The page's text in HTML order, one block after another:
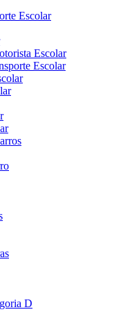
Escolar
Escolar
Escolar
D